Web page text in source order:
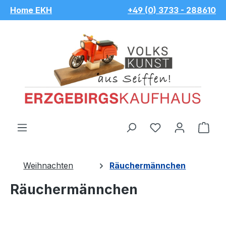
Zum Hauptinhalt springen
Home EKH +49 (0) 3733 - 288610
Du hast 0
Weihnachten Räuchermännchen
Räuchermännchen